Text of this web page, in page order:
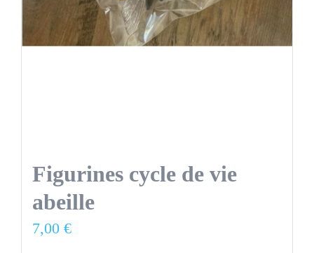
Figurines cycle de vie
abeille
7,00 €